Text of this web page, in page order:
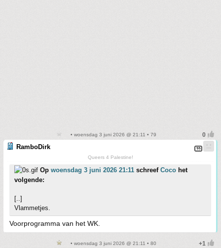
• woensdag 3 juni 2026 @ 21:11 • 79
RamboDirk
Queers 4 Palestine!
Op woensdag 3 juni 2026 21:11 schreef Coco het
volgende:
[..]
Vlammetjes.
Voorprogramma van het WK.
• woensdag 3 juni 2026 @ 21:11 • 80